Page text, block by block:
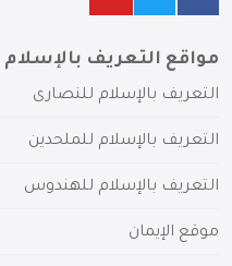
مواقع التعريف بالإسلام
التعريف بالإسلام للنصارى
التعريف بالإسلام للملحدين
التعريف بالإسلام للهندوس
موقع الإيمان